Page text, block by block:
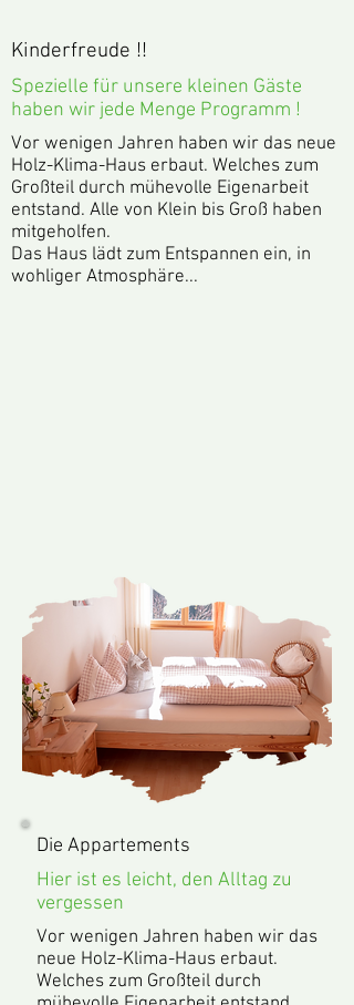
Kinderfreude !!
Spezielle für unsere kleinen Gäste
haben wir jede Menge Programm !
Vor wenigen Jahren haben wir das neue
Holz-Klima-Haus erbaut. Welches zum
Großteil durch mühevolle Eigenarbeit
entstand. Alle von Klein bis Groß haben
mitgeholfen.
Das Haus lädt zum Entspannen ein, in
wohliger Atmosphäre...
Die Appartements
Hier ist es leicht, den Alltag zu
vergessen
Vor wenigen Jahren haben wir das
neue Holz-Klima-Haus erbaut.
Welches zum Großteil durch